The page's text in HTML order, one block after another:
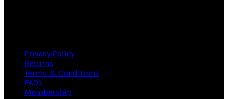
Privacy Policy
Returns
Terms & Conditions
FAQs
Membership